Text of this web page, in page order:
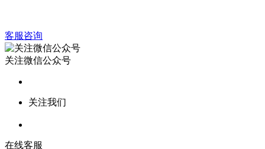
客服咨询
关注微信公众号
关注我们
在线客服